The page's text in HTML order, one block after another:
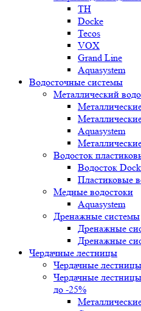
ТН
Docke
Tecos
VOX
Grand Line
Aquasystem
Водосточные системы
Металлический
Aquasystem
Водосток
Водосток
Пластиковые
Медные водостоки
Aquasystem
Дренажные системы
Дренажные
Дренажные
Чердачные лестницы
Чердачные
Чердачные
до -25%